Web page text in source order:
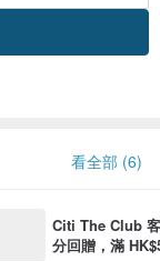
看全部 (6)
Citi The Club
分回贈，滿